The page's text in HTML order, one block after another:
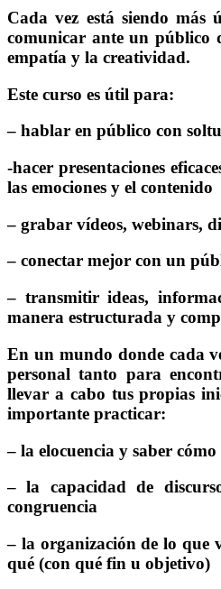
Cada vez está siendo más
comunicar ante un público
empatía y la creatividad.
Este curso es útil para:
– hablar en público con
-hacer presentaciones
las emociones y el contenido
– grabar vídeos, webinars,
– conectar mejor con un
– transmitir ideas,
manera estructurada y
En un mundo donde cada
personal tanto para
llevar a cabo tus propias
importante practicar:
– la elocuencia y saber
– la capacidad de
congruencia
– la organización de lo que
qué (con qué fin u objetivo)